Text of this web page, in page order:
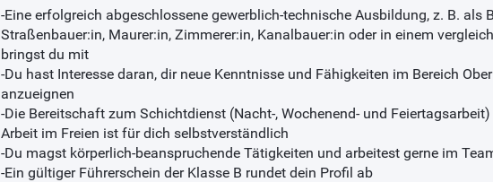
-Eine erfolgreich abgeschlossene gewerblich-technische Ausbildung, z. B. als
Straßenbauer:in, Maurer:in, Zimmerer:in, Kanalbauer:in oder in einem
bringst du mit
-Du hast Interesse daran, dir neue Kenntnisse und Fähigkeiten im Bereich
anzueignen
-Die Bereitschaft zum Schichtdienst (Nacht-, Wochenend- und
Arbeit im Freien ist für dich selbstverständlich
-Du magst körperlich-beanspruchende Tätigkeiten und arbeitest gerne im
-Ein gültiger Führerschein der Klasse B rundet dein Profil ab